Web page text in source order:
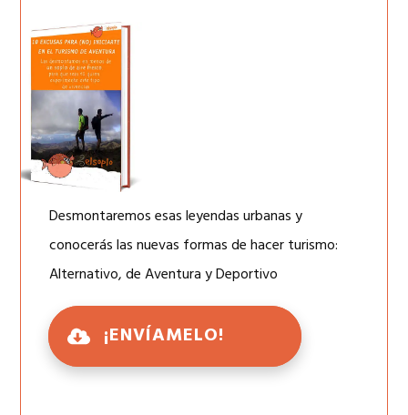
Desmontaremos esas leyendas urbanas y
conocerás las nuevas formas de hacer turismo:
Alternativo, de Aventura y Deportivo
¡ENVÍAMELO!